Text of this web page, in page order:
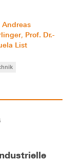
Andreas
, Prof. Dr.-
List